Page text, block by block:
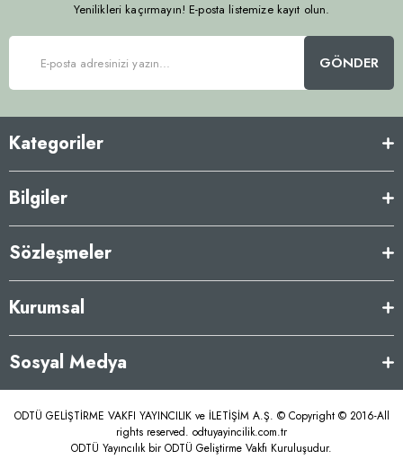
Yenilikleri kaçırmayın! E-posta listemize kayıt olun.
GÖNDER
Kategoriler
Bilgiler
Sözleşmeler
Kurumsal
Sosyal Medya
ODTÜ GELİŞTİRME VAKFI YAYINCILIK ve İLETİŞİM A.Ş. © Copyright © 2016-All
rights reserved. odtuyayincilik.com.tr
ODTÜ Yayıncılık bir ODTÜ Geliştirme Vakfı Kuruluşudur.